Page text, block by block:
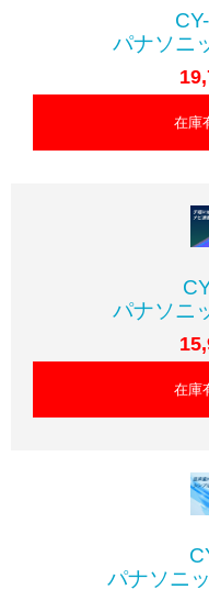
パナソニ
在庫
パナソニ
在庫
パナソニ